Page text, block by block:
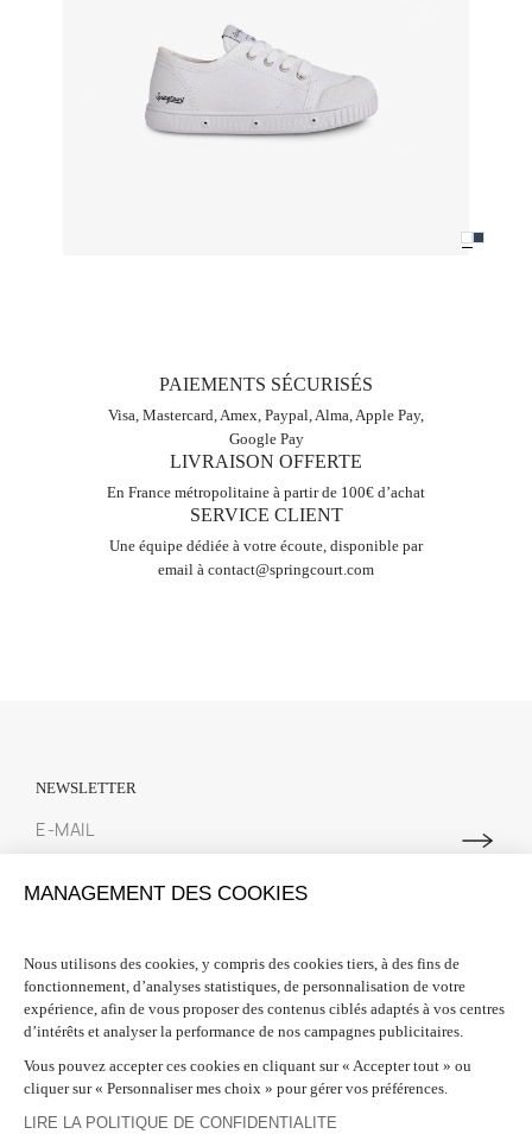
PAIEMENTS SÉCURISÉS
Visa, Mastercard, Amex, Paypal, Alma, Apple Pay,
Google Pay
LIVRAISON OFFERTE
En France métropolitaine à partir de 100€ d’achat
SERVICE CLIENT
Une équipe dédiée à votre écoute, disponible par
email à contact@springcourt.com
NEWSLETTER
Spring Court. Nous vous offrons 10% de réduction sur votre première
INFORMATIONS 
BESOIN D'AIDE ? 
SUIVEZ-NOUS
MANAGEMENT DES COOKIES
Nous utilisons des cookies, y compris des cookies tiers, à des fins de
fonctionnement, d’analyses statistiques, de personnalisation de votre
expérience, afin de vous proposer des contenus ciblés adaptés à vos centres
d’intérêts et analyser la performance de nos campagnes publicitaires.
Vous pouvez accepter ces cookies en cliquant sur « Accepter tout » ou
cliquer sur « Personnaliser mes choix » pour gérer vos préférences.
LIRE LA POLITIQUE DE CONFIDENTIALITE